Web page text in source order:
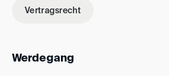
Vertragsrecht
Werdegang